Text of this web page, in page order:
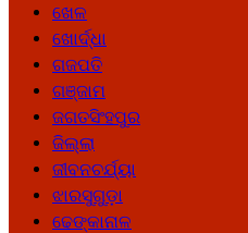
ଖେଳ
ଖୋର୍ଦ୍ଧା
ଗଜପତି
ଗଞ୍ଜାମ
ଜଗତସିଂହପୁର
ଜିଲ୍ଲା
ଜୀବନଚର୍ଯ୍ୟା
ଝାରସୁଗୁଡ଼ା
ଢେଙ୍କାନାଳ